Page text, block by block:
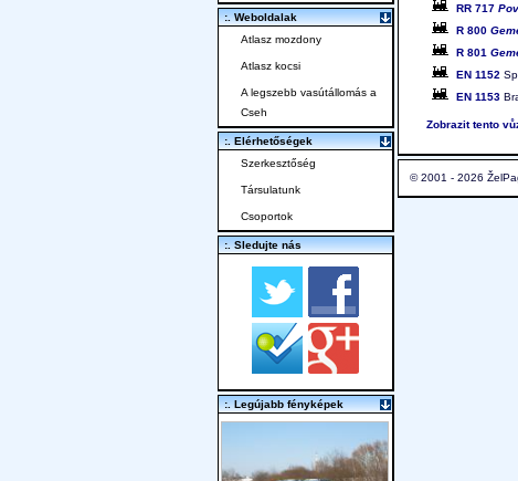
RR 717
R 800
R 801
EN 1152
EN 1153
Zobrazit tento
© 2001 - 2026
:. Weboldalak
Atlasz mozdony
Atlasz kocsi
A legszebb vasútállomás a
Cseh
:. Elérhetőségek
Szerkesztőség
Társulatunk
Csoportok
:. Sledujte nás
:. Legújabb fényképek